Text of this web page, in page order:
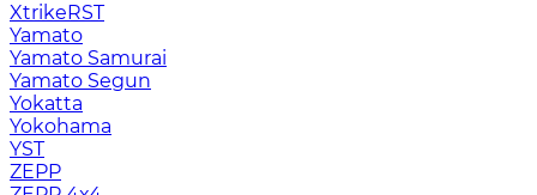
XtrikeRST
Yamato
Yamato Samurai
Yamato Segun
Yokatta
Yokohama
YST
ZEPP